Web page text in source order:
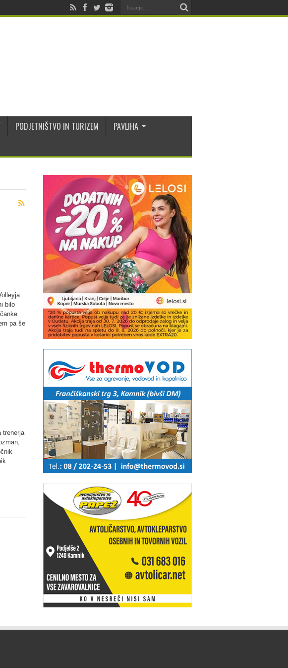
PODJETNIŠTVO IN TURIZEM
PAVLIHA
bilo
pa še
trenerja